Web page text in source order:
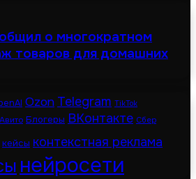
о многократном
товаров для домашних
Ozon Telegram TikTok
Авито Блогеры ВКонтакте Сбер
кейсы контекстная реклама
нейросети